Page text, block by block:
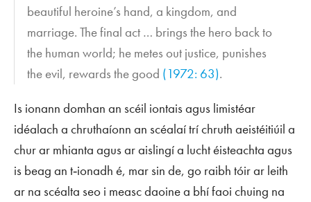
beautiful heroine’s hand, a kingdom, and
marriage. The final act … brings the hero back to
the human world; he metes out justice, punishes
the evil, rewards the good (1972: 63).
Is ionann domhan an scéil iontais agus limistéar
idéalach a chruthaíonn an scéalaí trí chruth aeistéitiúil a
chur ar mhianta agus ar aislingí a lucht éisteachta agus
is beag an t‑ionadh é, mar sin de, go raibh tóir ar leith
ar na scéalta seo i measc daoine a bhí faoi chuing na